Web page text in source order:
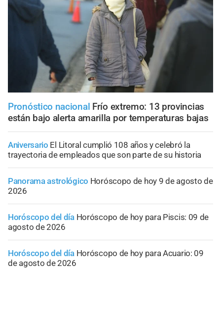
Pronóstico nacional Frío extremo: 13 provincias
están bajo alerta amarilla por temperaturas bajas
Aniversario El Litoral cumplió 108 años y celebró la
trayectoria de empleados que son parte de su historia
Panorama astrológico Horóscopo de hoy 9 de agosto de
2026
Horóscopo del día Horóscopo de hoy para Piscis: 09 de
agosto de 2026
Horóscopo del día Horóscopo de hoy para Acuario: 09
de agosto de 2026